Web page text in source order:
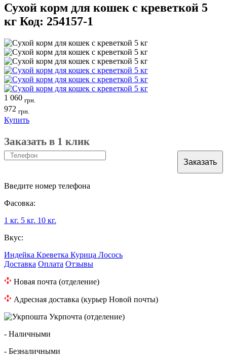
Сухой корм для кошек с креветкой 5
кг Код: 254157-1
1 060 грн.
972 грн.
Купить
Заказать в 1 клик
Заказать
Введите номер телефона
Фасовка:
1 кг. 5 кг. 10 кг.
Вкус:
Индейка Креветка Курица Лосось
Доставка Оплата Отзывы
Новая почта (отделение)
Адресная доставка (курьер Новой почты)
Укрпочта (отделение)
- Наличными
- Безналичными